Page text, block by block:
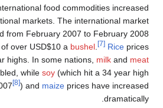
of the most basic international food
dramatically on international markets. The
price ofwheatdoubled from February
hitting a record high of over USD$10 a
also reached ten year highs. In some
prices more than doubled, whilesoy
price in December 2007
) andmaize